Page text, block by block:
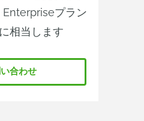
プラン
相当します
合わせ